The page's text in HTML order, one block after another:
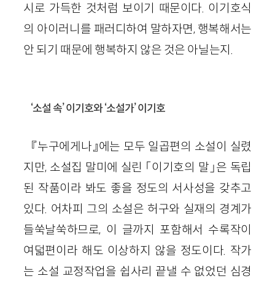
시로 가득한 것처럼 보이기 때문이다. 이기호식
의 아이러니를 패러디하여 말하자면, 행복해서는
안 되기 때문에 행복하지 않은 것은 아닐는지.
‘소설 속’ 이기호와 ‘소설가’ 이기호
『누구에게나』에는 모두 일곱편의 소설이 실렸
지만, 소설집 말미에 실린 「이기호의 말」은 독립
된 작품이라 봐도 좋을 정도의 서사성을 갖추고
있다. 어차피 그의 소설은 허구와 실재의 경계가
들쑥날쑥하므로, 이 글까지 포함해서 수록작이
여덟편이라 해도 이상하지 않을 정도이다. 작가
는 소설 교정작업을 쉽사리 끝낼 수 없었던 심경